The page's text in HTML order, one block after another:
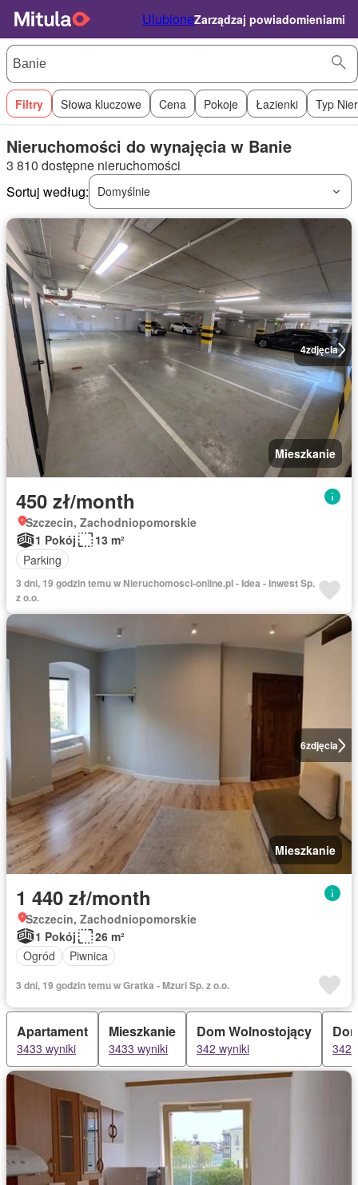
UlubioneZarządzaj powiadomieniami
Filtry Słowa kluczowe Cena Pokoje Łazienki Typ
Nieruchomości do wynajęcia w Banie
3 810 dostępne nieruchomości
Sortuj według:
Domyślnie
4zdjęcia
Mieszkanie
450 zł/month
Szczecin, Zachodniopomorskie
1 Pokój
13 m²
Parking
3 dni, 19 godzin temu w Nieruchomosci-online.pl - Idea - Inwest Sp.
z o.o.
6zdjęcia
Mieszkanie
1 440 zł/month
Szczecin, Zachodniopomorskie
1 Pokój
26 m²
Ogród
Piwnica
3 dni, 19 godzin temu w Gratka - Mzuri Sp. z o.o.
Apartament
3433 wyniki
Mieszkanie
3433 wyniki
Dom Wolnostojący
342 wyniki 342